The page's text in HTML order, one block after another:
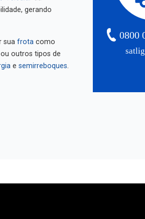
gerando
frota
ou outros tipos de
semirreboques
0800